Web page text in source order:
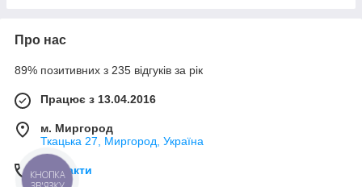
Про нас
89% позитивних з 235 відгуків за рік
Працює з 13.04.2016
м. Миргород
Ткацька 27, Миргород, Україна
Контакти
КНОПКА